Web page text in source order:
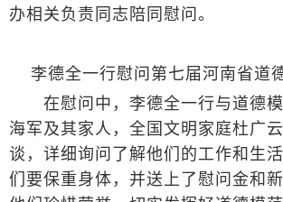
办相关负责同志陪同慰问。
李德全一行慰问第七届河南省道
在慰问中，李德全一行与道德模
海军及其家人，全国文明家庭杜广
谈，详细询问了解他们的工作和生
们要保重身体，并送上了慰问金和